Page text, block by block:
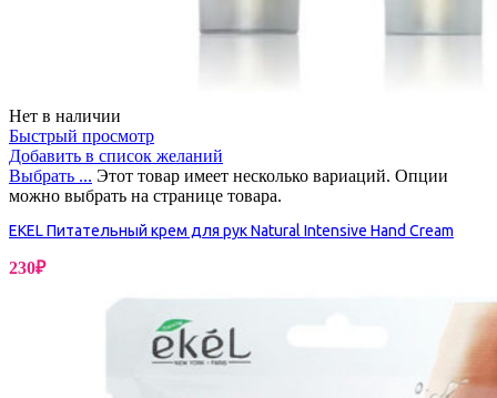
Нет в наличии
Быстрый просмотр
Добавить в список желаний
Выбрать ... Этот товар имеет несколько вариаций. Опции
можно выбрать на странице товара.
EKEL Питательный крем для рук Natural Intensive Hand Cream
230₽